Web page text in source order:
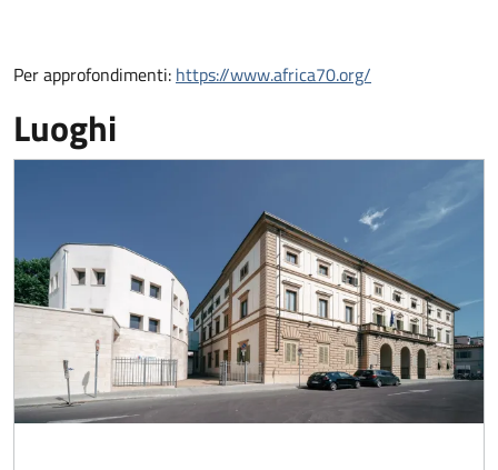
Per approfondimenti: https://www.africa70.org/
Luoghi